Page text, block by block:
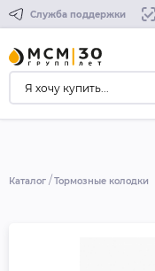
Служба поддержки
Каталог Тормозные колодки